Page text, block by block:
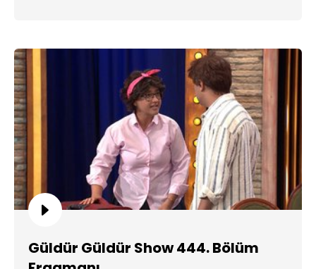
Güldür Güldür Show 444. Bölüm